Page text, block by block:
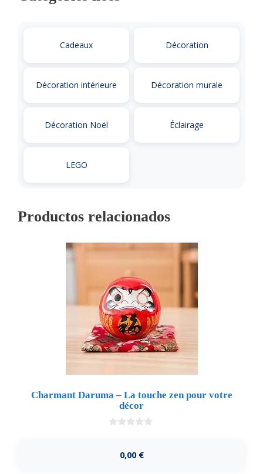
Cadeaux Décoration
Décoration intérieure Décoration murale
Décoration Noël Éclairage
LEGO
Productos relacionados
Charmant Daruma – La touche zen pour votre
décor
0,00 €